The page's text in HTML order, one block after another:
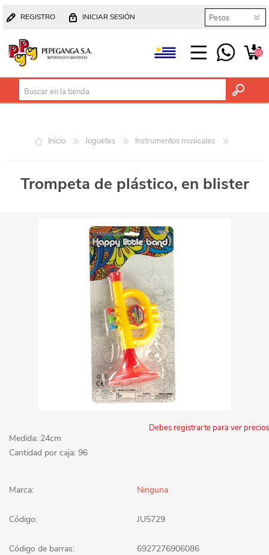
REGISTRO INICIAR SESIÓN
(0)
Inicio Juguetes Instrumentos musicales
Trompeta de plástico, en blister
Debes registrarte para ver precios
Medida: 24cm
Cantidad por caja: 96
Marca: Ninguna
Código: JU5729
Código de barras: 6927276906086